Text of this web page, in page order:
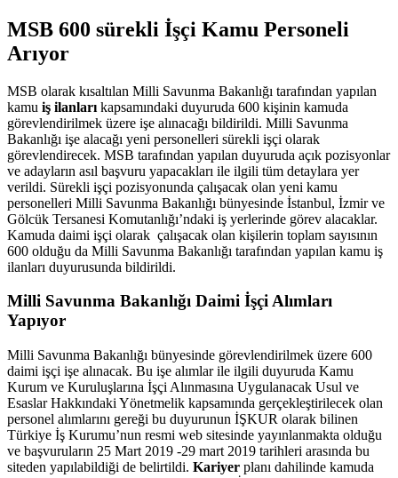
MSB 600 sürekli İşçi Kamu Personeli
Arıyor
MSB olarak kısaltılan Milli Savunma Bakanlığı tarafından yapılan
kamu iş ilanları kapsamındaki duyuruda 600 kişinin kamuda
görevlendirilmek üzere işe alınacağı bildirildi. Milli Savunma
Bakanlığı işe alacağı yeni personelleri sürekli işçi olarak
görevlendirecek. MSB tarafından yapılan duyuruda açık pozisyonlar
ve adayların asıl başvuru yapacakları ile ilgili tüm detaylara yer
verildi. Sürekli işçi pozisyonunda çalışacak olan yeni kamu
personelleri Milli Savunma Bakanlığı bünyesinde İstanbul, İzmir ve
Gölcük Tersanesi Komutanlığı’ndaki iş yerlerinde görev alacaklar.
Kamuda daimi işçi olarak çalışacak olan kişilerin toplam sayısının
600 olduğu da Milli Savunma Bakanlığı tarafından yapılan kamu iş
ilanları duyurusunda bildirildi.
Milli Savunma Bakanlığı Daimi İşçi Alımları
Yapıyor
Milli Savunma Bakanlığı bünyesinde görevlendirilmek üzere 600
daimi işçi işe alınacak. Bu işe alımlar ile ilgili duyuruda Kamu
Kurum ve Kuruluşlarına İşçi Alınmasına Uygulanacak Usul ve
Esaslar Hakkındaki Yönetmelik kapsamında gerçekleştirilecek olan
personel alımlarını gereği bu duyurunun İŞKUR olarak bilinen
Türkiye İş Kurumu’nun resmi web sitesinde yayınlanmakta olduğu
ve başvuruların 25 Mart 2019 -29 mart 2019 tarihleri arasında bu
siteden yapılabildiği de belirtildi. Kariyer planı dahilinde kamuda